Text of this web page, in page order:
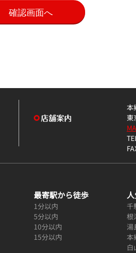
本
東
最寄駅から徒歩
1分以内
5分以内
10分以内
15分以内
千
根
湯
本
白